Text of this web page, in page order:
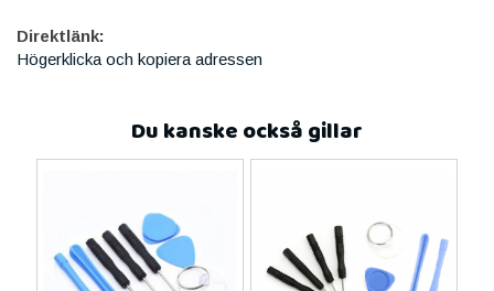
Direktlänk:
Högerklicka och kopiera adressen
Du kanske också gillar